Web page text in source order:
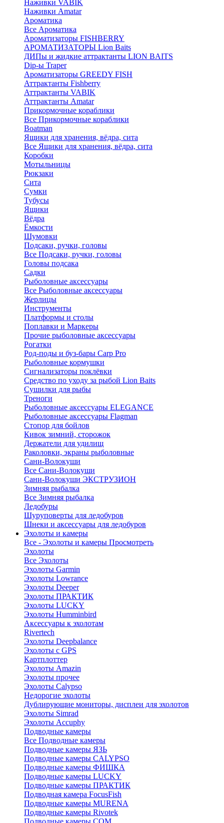
Наживки VABIK
Наживки Amatar
Ароматика
Все Ароматика
Ароматизаторы FISHBERRY
АРОМАТИЗАТОРЫ Lion Baits
ДИПы и жидкие аттрактанты LION BAITS
Dip-ы Traper
Ароматизаторы GREEDY FISH
Аттрактанты Fishberry
Аттрактанты VABIK
Аттрактанты Amatar
Прикормочные кораблики
Все Прикормочные кораблики
Boatman
Ящики для хранения, вёдра, сита
Все Ящики для хранения, вёдра, сита
Коробки
Мотыльницы
Рюкзаки
Сита
Сумки
Тубусы
Ящики
Вёдра
Ёмкости
Шумовки
Подсаки, ручки, головы
Все Подсаки, ручки, головы
Головы подсака
Садки
Рыболовные аксессуары
Все Рыболовные аксессуары
Жерлицы
Инструменты
Платформы и столы
Поплавки и Маркеры
Прочие рыболовные аксессуары
Рогатки
Род-поды и буз-бары Carp Pro
Рыболовные кормушки
Сигнализаторы поклёвки
Средство по уходу за рыбой Lion Baits
Сушилки для рыбы
Треноги
Рыболовные аксессуары ELEGANCE
Рыболовные аксессуары Flagman
Стопор для бойлов
Кивок зимний, сторожок
Держатели для удилищ
Раколовки, экраны рыболовные
Сани-Волокуши
Все Сани-Волокуши
Сани-Волокуши ЭКСТРУЗИОН
Зимняя рыбалка
Все Зимняя рыбалка
Ледобуры
Шуруповерты для ледобуров
Шнеки и аксессуары для ледобуров
Эхолоты и камеры
Все - Эхолоты и камеры Просмотреть
Эхолоты
Все Эхолоты
Эхолоты Garmin
Эхолоты Lowrance
Эхолоты Deeper
Эхолоты ПРАКТИК
Эхолоты LUCKY
Эхолоты Humminbird
Аксессуары к эхолотам
Rivertech
Эхолоты Deepbalance
Эхолоты с GPS
Картплоттер
Эхолоты Amazin
Эхолоты прочее
Эхолоты Calypso
Недорогие эхолоты
Дублирующие мониторы, дисплеи для эхолотов
Эхолоты Simrad
Эхолоты Accuphy
Подводные камеры
Все Подводные камеры
Подводные камеры ЯЗЬ
Подводные камеры CALYPSO
Подводные камеры ФИШКА
Подводные камеры LUCKY
Подводные камеры ПРАКТИК
Подводная камера FocusFish
Подводные камеры MURENA
Подводные камеры Rivotek
Подводные камеры СОМ